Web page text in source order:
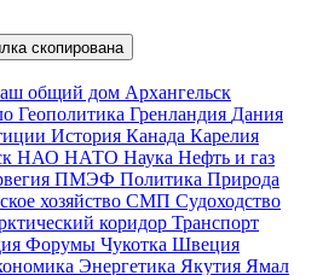
скопирована
общий дом Архангельск
Геополитика Гренландия Дания
История Канада Карелия
НАО НАТО Наука Нефть и газ
ПМЭФ Политика Природа
хозяйство СМП Судоходство
коридор Транспорт
Форумы Чукотка Швеция
Энергетика Якутия Ямал